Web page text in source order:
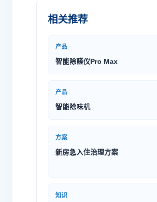
相关推荐
产品
智能除醛仪Pro Max
产品
智能除味机
方案
新房急入住治理方案
知识